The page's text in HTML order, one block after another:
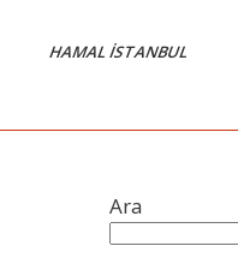
HAMAL İSTANBUL
Ara